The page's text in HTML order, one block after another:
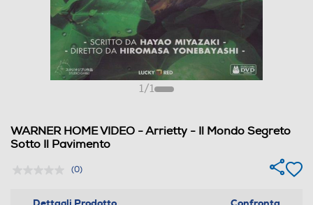
1/1
WARNER HOME VIDEO - Arrietty - Il Mondo Segreto
Sotto Il Pavimento
(0)